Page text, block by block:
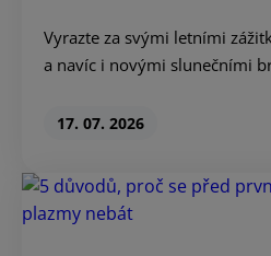
Vyrazte za svými letními
a navíc i novými slunečními
17. 07. 2026